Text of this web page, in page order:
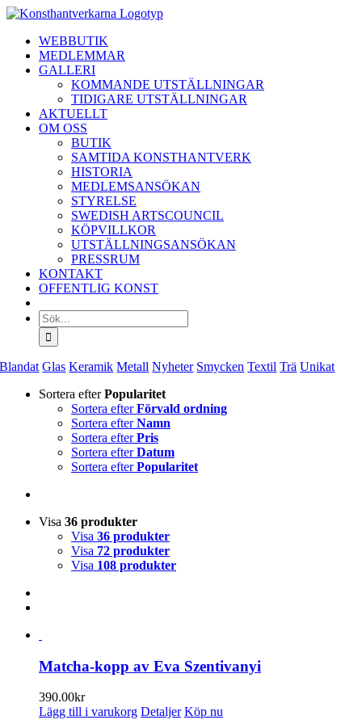
Fortsätt
innehålletWEBBUTIK
MEDLEMMAR
GALLERI
KOMMANDE UTSTÄLLNINGAR
TIDIGARE UTSTÄLLNINGAR
AKTUELLT
OM OSS
BUTIK
SAMTIDA KONSTHANTVERK
HISTORIA
MEDLEMSANSÖKAN
STYRELSE
SWEDISH ARTSCOUNCIL
KÖPVILLKOR
UTSTÄLLNINGSANSÖKAN
PRESSRUM
KONTAKT
OFFENTLIG KONST
Sök
efter:
Blandat Glas Keramik Metall Nyheter Smycken Textil Trä Unikat
Sortera efterPopularitet
Sortera efterFörvald ordning
Sortera efterNamn
Sortera efterPris
Sortera efterDatum
Sortera efterPopularitet
Visa 36 produkter
Visa 36 produkter
Visa 72 produkter
Visa 108 produkter
Matcha-kopp av Eva Szentivanyi
390.00kr
Lägg till i varukorg Detaljer Köp nu